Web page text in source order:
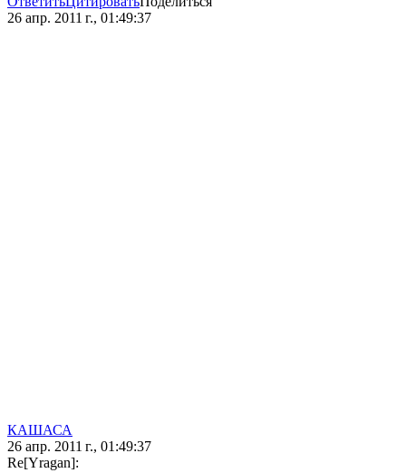
26 апр. 2011 г., 01:49:37
КАШАСА
26 апр. 2011 г., 01:49:37
Re[Yragan]: